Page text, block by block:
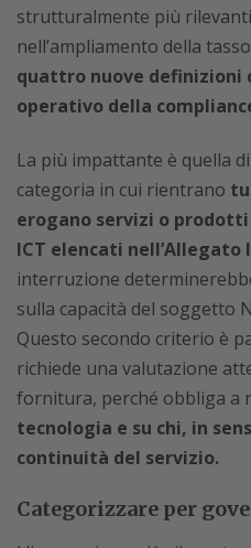
strutturalmente più
nell’ampliamento della
quattro nuove definizioni
operativo della
La più impattante è quella
categoria in cui rientrano
erogano servizi o
ICT elencati nell’Allegato
interruzione
sulla capacità del soggetto
Questo secondo criterio è
richiede una valutazione
fornitura, perché obbliga a
tecnologia e su chi, in
continuità del servizio.
Categorizzare per